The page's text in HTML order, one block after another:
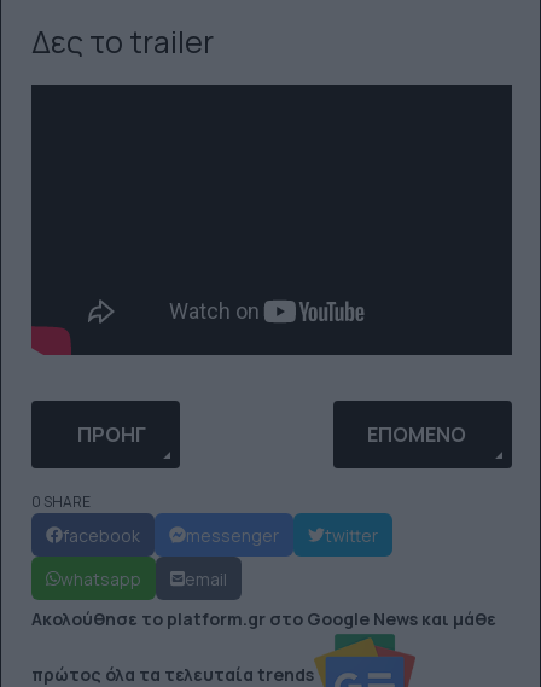
Δες το trailer
ΠΡΟΗΓΟΎΜΕΝΟ ΆΡΘΡΟ: THE TESTAMENTS: ΤΟ
ΠΡΟΗΓ ΕΠΌΜΕΝΟ ΆΡΘΡΟ:
ΕΠΌΜΕΝΟ
0 SHARE
facebook messenger
twitter
whatsapp
email
Ακολούθησε το platform.gr στο Google News και μάθε
πρώτος όλα τα τελευταία trends